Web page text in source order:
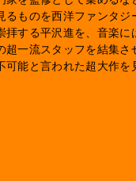
るものを西洋ファンタジ
拝する平沢進を、音楽に
超一流スタッフを結集さ
可能と言われた超大作を